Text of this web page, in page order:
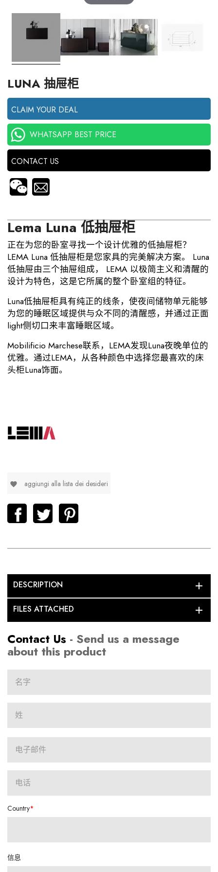
LUNA 抽屉柜
CLAIM YOUR DEAL
WHATSAPP BEST PRICE
CONTACT US
Lema Luna 低抽屉柜
正在为您的卧室寻找一个设计优雅的低抽屉柜？
LEMA Luna 低抽屉柜是您家具的完美解决方案。 Luna
低抽屉由三个抽屉组成， LEMA 以极简主义和清醒的
设计为特色，这是它所属的整个卧室组的特征。
Luna低抽屉柜具有纯正的线条，使夜间储物单元能够
为您的睡眠区域提供与众不同的清醒感，并通过正面
light侧切口来丰富睡眠区域。
Mobilificio Marchese联系，LEMA发现Luna夜晚单位的
优雅。通过LEMA，从各种颜色中选择您最喜欢的床
头柜Luna饰面。
favorite aggiungi alla lista dei desideri
DESCRIPTION add
FILES ATTACHED add
Contact Us - Send us a message
about this product
Country
信息